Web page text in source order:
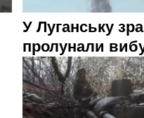
У Луганську
пролунали